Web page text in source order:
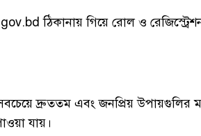
ঠিকানায় গিয়ে রোল ও
দ্রুততম এবং জনপ্রিয় উপায়গুলির
যায়।